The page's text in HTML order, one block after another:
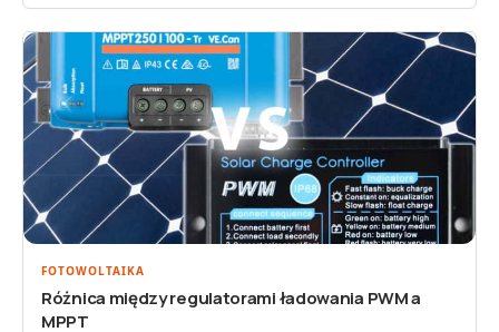
FOTOWOLTAIKA
Różnica między regulatorami ładowania PWM a
MPPT